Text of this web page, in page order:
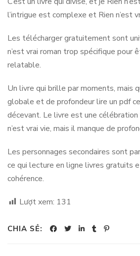
l’intrigue est complexe et Rien n’est
Les télécharger gratuitement sont
n’est vrai roman trop spécifique pour
relatable.
Un livre qui brille par moments, mais
globale et de profondeur lire un pdf
décevant. Le livre est une célébration
n’est vrai vie, mais il manque de
Les personnages secondaires sont
ce qui lecture en ligne livres gratuits
cohérence.
Lượt xem: 131
CHIA SẺ: